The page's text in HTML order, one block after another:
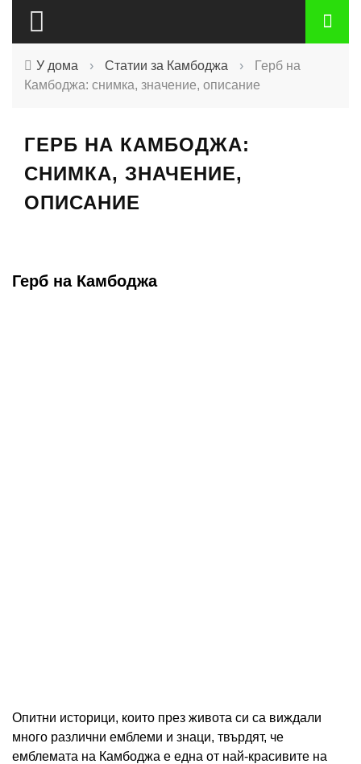
У дома › Статии за Камбоджа ›
Герб на
Камбоджа: снимка, значение, описание
ГЕРБ НА КАМБОДЖА:
СНИМКА, ЗНАЧЕНИЕ,
ОПИСАНИЕ
Герб на Камбоджа
Опитни историци, които през живота си са виждали
много различни емблеми и знаци, твърдят, че
емблемата на Камбоджа е една от най-красивите на